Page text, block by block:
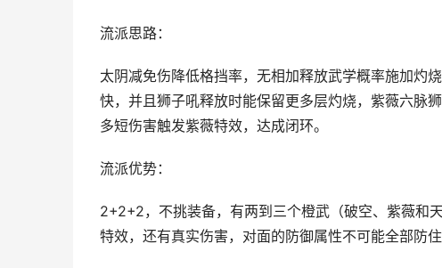
流派思路：
太阴减免伤降低格挡率，无相加释放武学概率施加灼
快，并且狮子吼释放时能保留更多层灼烧，紫薇六脉
多短伤害触发紫薇特效，达成闭环。
流派优势：
2+2+2，不挑装备，有两到三个橙武（破空、紫薇和
特效，还有真实伤害，对面的防御属性不可能全部防住